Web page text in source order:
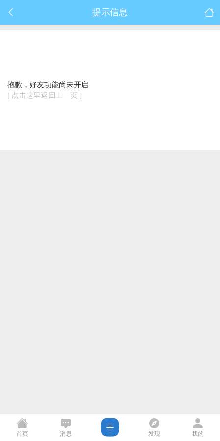
提示信息
抱歉，好友功能尚未开启
[ 点击这里返回上一页 ]
首页 消息 发现 我的